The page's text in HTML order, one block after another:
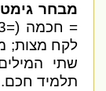
מבחר
לקח מצות;
שתי
תלמיד חכם.